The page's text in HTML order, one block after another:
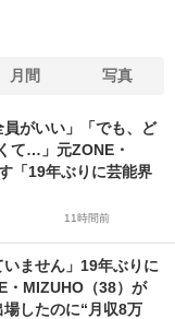
月間 写真
員がいい」「でも、ど
て…」元ZONE・
「19年ぶりに芸能界
11時間前
いません」19年ぶりに
・MIZUHO（38）が
したのに“月収8万